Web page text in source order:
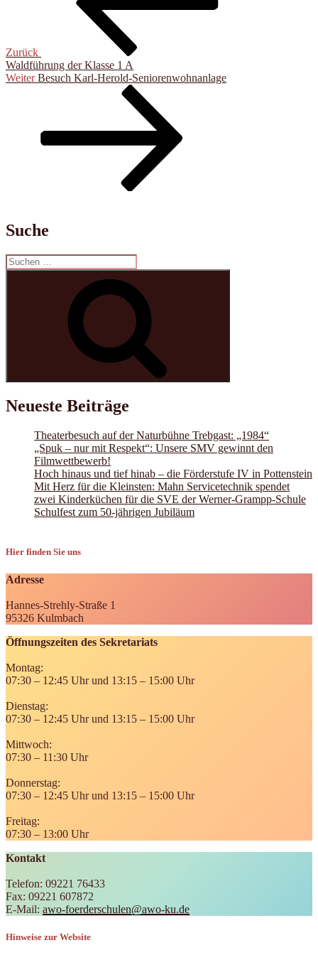
Zurück
Waldführung der Klasse 1 A
Nächster
Weiter Besuch Karl-Herold-Seniorenwohnanlage
Suche
Suchen
nach:
Neueste Beiträge
Theaterbesuch auf der Naturbühne Trebgast: „1984“
„Spuk – nur mit Respekt“: Unsere SMV gewinnt den
Filmwettbewerb!
Hoch hinaus und tief hinab – die Förderstufe IV in Pottenstein
Mit Herz für die Kleinsten: Mahn Servicetechnik spendet
zwei Kinderküchen für die SVE der Werner-Grampp-Schule
Schulfest zum 50-jährigen Jubiläum
Hier finden Sie uns
Adresse
Hannes-Strehly-Straße 1
95326 Kulmbach
Öffnungszeiten des Sekretariats
Montag:
07:30 – 12:45 Uhr und 13:15 – 15:00 Uhr
Dienstag:
07:30 – 12:45 Uhr und 13:15 – 15:00 Uhr
Mittwoch:
07:30 – 11:30 Uhr
Donnerstag:
07:30 – 12:45 Uhr und 13:15 – 15:00 Uhr
Freitag:
07:30 – 13:00 Uhr
Kontakt
Telefon: 09221 76433
Fax: 09221 607872
E-Mail: awo-foerderschulen@awo-ku.de
Hinweise zur Website